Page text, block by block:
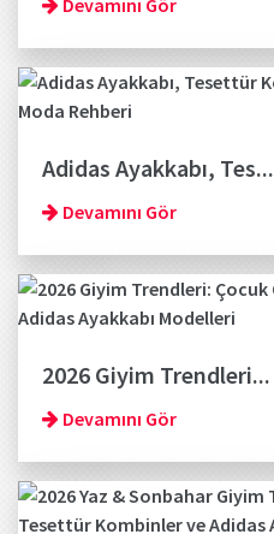
Devamını Gör
Adidas Ayakkabı, Tes...
Devamını Gör
2026 Giyim Trendleri...
Devamını Gör